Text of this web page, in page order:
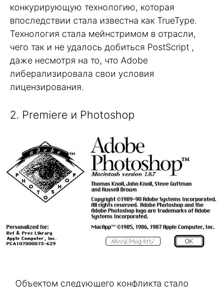
конкурирующую технологию, которая
впоследствии стала известна как TrueType.
Технология стала мейнстримом в отрасли,
чего так и не удалось добиться PostScript ,
даже несмотря на то, что Adobe
либерализировала свои условия
лицензирования.
2. Premiere и Photoshop
Объектом следующего конфликта стало